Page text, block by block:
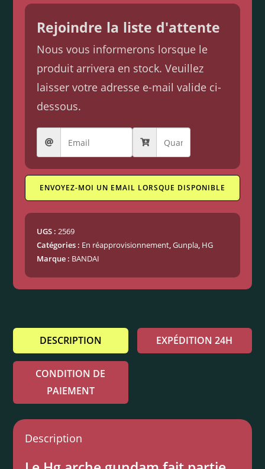
Rejoindre la liste d'attente
Nous vous informerons lorsque le
produit arrivera en stock. Veuillez
laisser votre adresse e-mail valide ci-
dessous.
ENVOYEZ-MOI UN EMAIL LORSQUE DISPONIBLE
UGS :2569
Catégories : En réapprovisionnement,Gunpla, HG
Marque : BANDAI
DESCRIPTION EXPÉDITION 24H
CONDITION DE
PAIEMENT
Description